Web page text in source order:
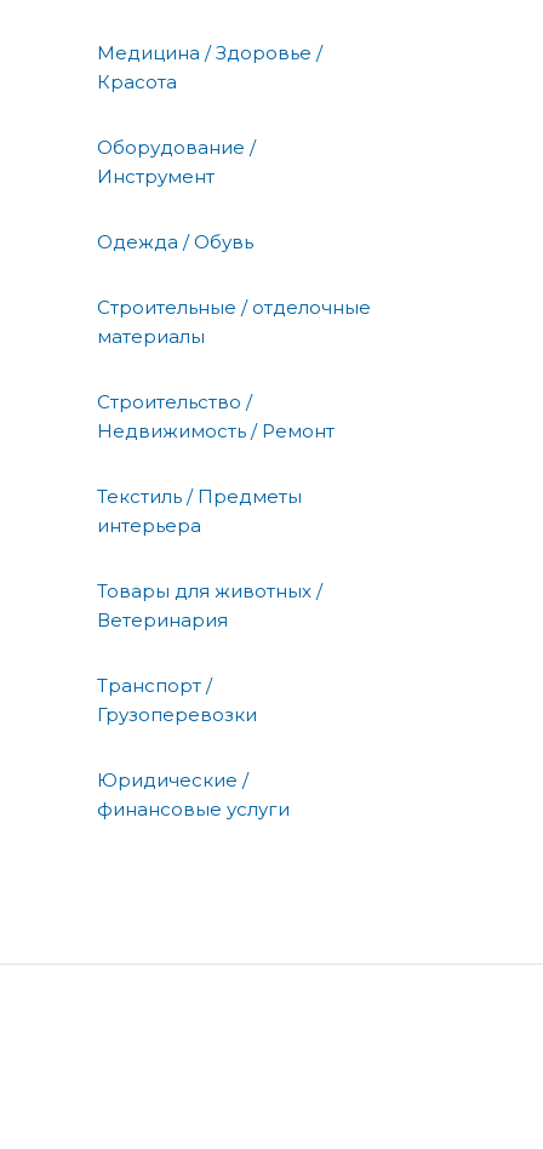
Медицина / Здоровье /
Красота
Оборудование /
Инструмент
Одежда / Обувь
Строительные / отделочные
материалы
Строительство /
Недвижимость / Ремонт
Текстиль / Предметы
интерьера
Товары для животных /
Ветеринария
Транспорт /
Грузоперевозки
Юридические /
финансовые услуги